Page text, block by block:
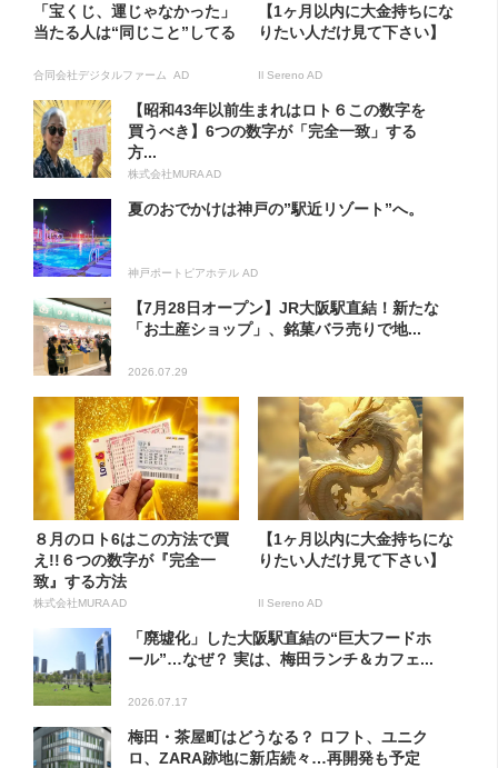
「宝くじ、運じゃなかった」
当たる人は“同じこと”してる
合同会社デジタルファーム AD
【1ヶ月以内に大金持ちにな
りたい人だけ見て下さい】
Il Sereno AD
【昭和43年以前生まれはロト６この数字を
買うべき】6つの数字が「完全一致」する
方...
株式会社MURA AD
夏のおでかけは神戸の”駅近リゾート”へ。
神戸ポートピアホテル AD
【7月28日オープン】JR大阪駅直結！新たな
「お土産ショップ」、銘菓バラ売りで地...
2026.07.29
８月のロト6はこの方法で買
え!!６つの数字が『完全一
致』する方法
株式会社MURA AD
【1ヶ月以内に大金持ちにな
りたい人だけ見て下さい】
Il Sereno AD
「廃墟化」した大阪駅直結の“巨大フードホ
ール”…なぜ？ 実は、梅田ランチ＆カフェ...
2026.07.17
梅田・茶屋町はどうなる？ ロフト、ユニク
ロ、ZARA跡地に新店続々…再開発も予定